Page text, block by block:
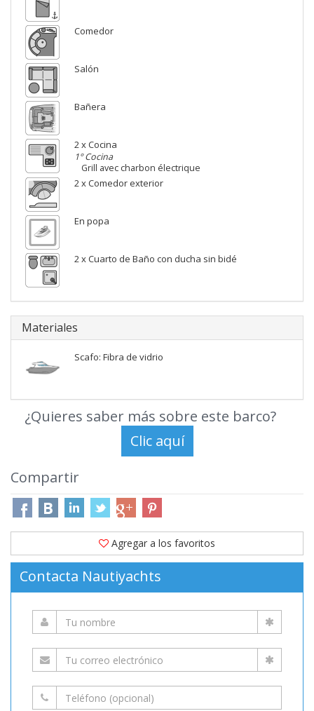
Comedor
Salón
Bañera
2 x Cocina
1° Cocina
Grill avec charbon électrique
2 x Comedor exterior
En popa
2 x Cuarto de Baño con ducha sin bidé
Materiales
Scafo: Fibra de vidrio
¿Quieres saber más sobre este barco?
Compartir
Agregar a los favoritos
Contacta Nautiyachts